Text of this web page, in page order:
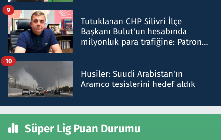
Tutuklanan CHP Silivri İlçe
Başkanı Bulut'un hesabında
milyonluk para trafiğine: Patron
9
Husiler: Suudi Arabistan'ın
Aramco tesislerini hedef aldık
10
Süper Lig Puan Durumu